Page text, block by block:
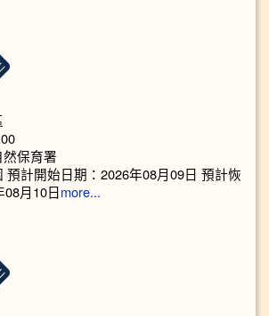
保育署
預計開始日期：2026年08月09日 預計恢
月10日 more...